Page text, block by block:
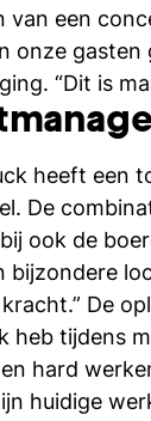
van een
onze
“Dit is
heeft een
De
ook de
bijzondere
De
heb tijdens
hard
huidige